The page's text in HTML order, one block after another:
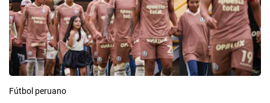
Fútbol peruano